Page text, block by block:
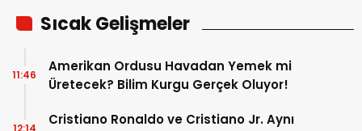
Sıcak Gelişmeler
Amerikan Ordusu Havadan Yemek mi
Üretecek? Bilim Kurgu Gerçek Oluyor!
11:46
Cristiano Ronaldo ve Cristiano Jr. Aynı
12:14